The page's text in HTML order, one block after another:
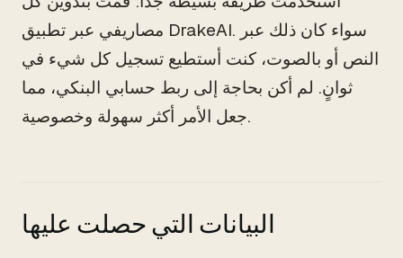
مصاريفي عبر تطبيق DrakeAI. سواء كان ذلك عبر
النص أو بالصوت، كنت أستطيع تسجيل كل شيء في
ثوانٍ. لم أكن بحاجة إلى ربط حسابي البنكي، مما
جعل الأمر أكثر سهولة وخصوصية.
البيانات التي حصلت عليها